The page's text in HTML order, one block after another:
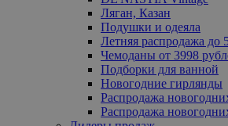
Ляган, Казан
Подушки и одеяла
Летняя распродажа до
Чемоданы от 3998
Подборки для ванной
Новогодние гирлянды
Распродажа
Распродажа